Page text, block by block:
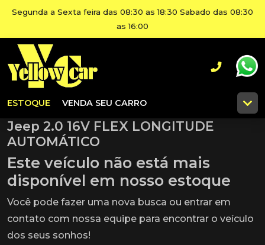
Segunda a Sexta feira das 08:30 as 18:30 Sabado das 08:30
as 16:00
ESTOQUE VENDA SEU CARRO
Jeep 2.0 16V FLEX LONGITUDE
AUTOMÁTICO
Este veículo não está mais
disponível em nosso estoque
Você pode fazer uma nova busca ou entrar em
contato com nossa equipe para encontrar o veículo
dos seus sonhos!